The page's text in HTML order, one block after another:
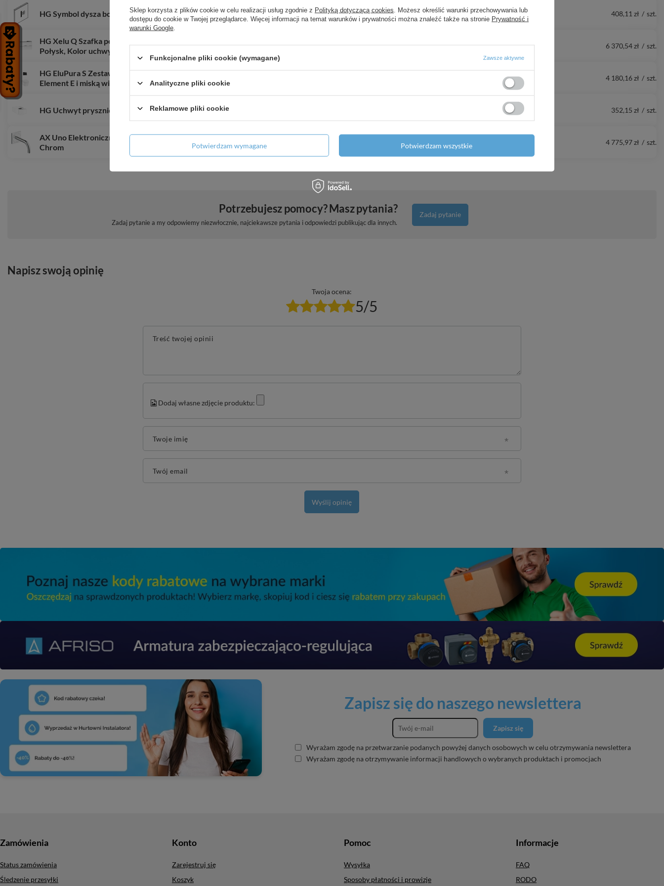
HG Symbol dysza boczna do RainSelect, Złoty Optyczny Polerowany 408,11 zł / szt.
HG Xelu Q Szafka pod umywalkę nablatową z 2 szufladami 1180/550, Biały Wysoki
Połysk, Kolor uchwytów: Biały Matowy
6 370,54 zł / szt.
HG EluPura S Zestaw stelaż podtynkowy iFrame z przyciskiem spłukującym iFrame
Element E i miską wiszącą WC EluPura S z deską WC, Czarny Matowy
4 180,16 zł / szt.
HG Uchwyt prysznicowy Porter E, Biały Matowy 352,15 zł / szt.
AX Uno Elektroniczna bateria umywalkowa z wylewką 165 mm, ścienna, podtynkowa,
Chrom
4 775,97 zł / szt.
Potrzebujesz pomocy? Masz pytania?
Zadaj pytanie a my odpowiemy niezwłocznie, najciekawsze pytania i odpowiedzi publikując dla innych.
Zadaj pytanie
Napisz swoją opinię
Twoja ocena:
5/5
Treść twojej opinii
Dodaj własne zdjęcie produktu:
Twoje imię
Twój email
Wyślij opinię
Zapisz się do naszego newslettera
Zapisz się
Wyrażam zgodę na przetwarzanie podanych powyżej danych osobowych w celu otrzymywania newslettera
Wyrażam zgodę na otrzymywanie informacji handlowych o wybranych produktach i promocjach
Zamówienia
Status zamówienia
Śledzenie przesyłki
Konto
Zarejestruj się
Koszyk
Pomoc
Wysyłka
Sposoby płatności i prowizje
Informacje
FAQ
RODO
Sklep korzysta z plików cookie w celu realizacji usług zgodnie z Polityką dotyczącą cookies . Możesz określić warunki przechowywania lub
dostępu do cookie w Twojej przeglądarce. Więcej informacji na temat warunków i prywatności można znaleźć także na stronie Prywatność i
warunki Google
Funkcjonalne pliki cookie (wymagane) Zawsze aktywne
Analityczne pliki cookie
Reklamowe pliki cookie
Potwierdzam wymagane Potwierdzam wszystkie